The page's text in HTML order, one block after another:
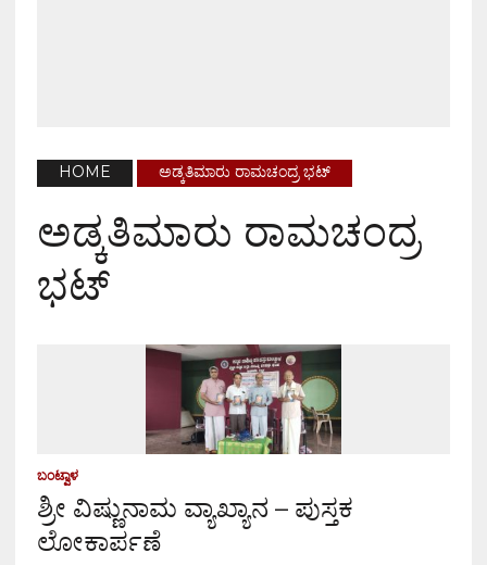
HOME ಅಡ್ಕತಿಮಾರು ರಾಮಚಂದ್ರ ಭಟ್
ಅಡ್ಕತಿಮಾರು ರಾಮಚಂದ್ರ
ಭಟ್
ಬಂಟ್ವಾಳ
ಶ್ರೀ ವಿಷ್ಣುನಾಮ ವ್ಯಾಖ್ಯಾನ – ಪುಸ್ತಕ
ಲೋಕಾರ್ಪಣೆ